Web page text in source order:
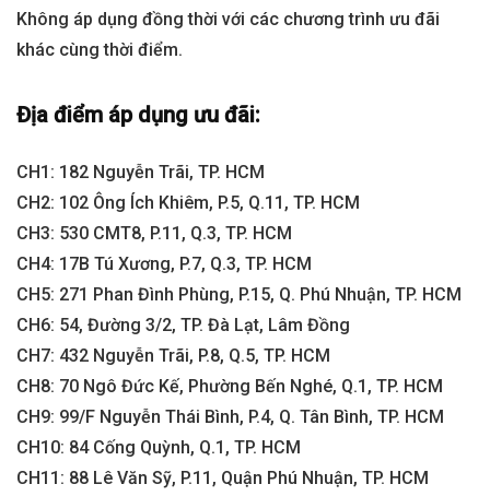
Không áp dụng đồng thời với các chương trình ưu đãi
khác cùng thời điểm.
Địa điểm áp dụng ưu đãi:
CH1: 182 Nguyễn Trãi, TP. HCM
CH2: 102 Ông Ích Khiêm, P.5, Q.11, TP. HCM
CH3: 530 CMT8, P.11, Q.3, TP. HCM
CH4: 17B Tú Xương, P.7, Q.3, TP. HCM
CH5: 271 Phan Đình Phùng, P.15, Q. Phú Nhuận, TP. HCM
CH6: 54, Đường 3/2, TP. Đà Lạt, Lâm Đồng
CH7: 432 Nguyễn Trãi, P.8, Q.5, TP. HCM
CH8: 70 Ngô Đức Kế, Phường Bến Nghé, Q.1, TP. HCM
CH9: 99/F Nguyễn Thái Bình, P.4, Q. Tân Bình, TP. HCM
CH10: 84 Cống Quỳnh, Q.1, TP. HCM
CH11: 88 Lê Văn Sỹ, P.11, Quận Phú Nhuận, TP. HCM